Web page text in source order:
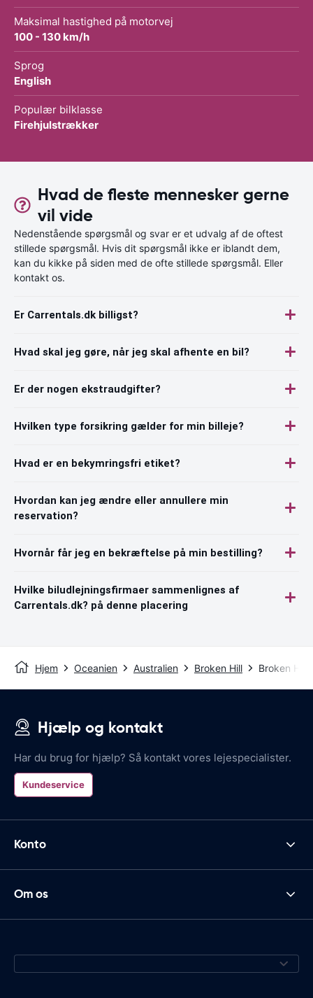
Maksimal hastighed på motorvej
100 - 130 km/h
Sprog
English
Populær bilklasse
Firehjulstrækker
Hvad de fleste mennesker gerne
vil vide
Nedenstående spørgsmål og svar er et udvalg af de oftest
stillede spørgsmål. Hvis dit spørgsmål ikke er iblandt dem,
kan du kikke på siden med de ofte stillede spørgsmål. Eller
kontakt os.
Er Carrentals.dk billigst?
Hvad skal jeg gøre, når jeg skal afhente en bil?
Er der nogen ekstraudgifter?
Hvilken type forsikring gælder for min billeje?
Hvad er en bekymringsfri etiket?
Hvordan kan jeg ændre eller annullere min
reservation?
Hvornår får jeg en bekræftelse på min bestilling?
Hvilke biludlejningsfirmaer sammenlignes af
Carrentals.dk? på denne placering
Hjem Oceanien Australien Broken Hill Broken Hill
Hjælp og kontakt
Har du brug for hjælp? Så kontakt vores lejespecialister.
Kundeservice
Konto
Om os